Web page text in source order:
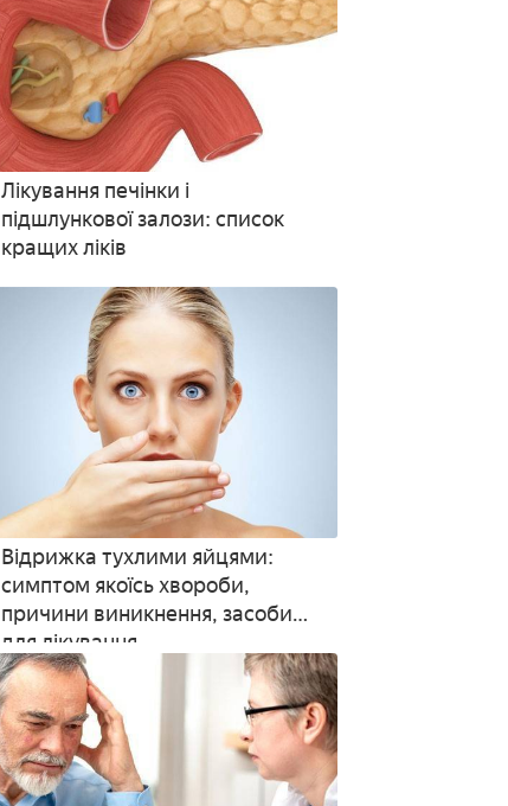
Лікування печінки і
підшлункової залози: список
кращих ліків
Відрижка тухлими яйцями:
симптом якоїсь хвороби,
причини виникнення, засоби
для лікування